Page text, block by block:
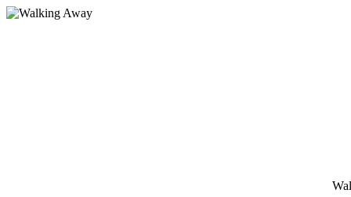
Zum